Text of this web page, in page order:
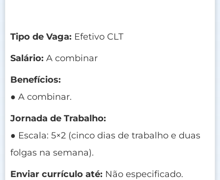
Tipo de Vaga: Efetivo CLT
Salário: A combinar
Benefícios:
● A combinar.
Jornada de Trabalho:
● Escala: 5×2 (cinco dias de trabalho e duas
folgas na semana).
Enviar currículo até: Não especificado.